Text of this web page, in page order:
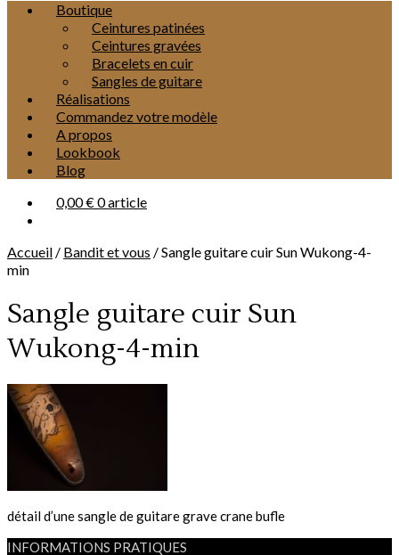
Boutique
Ceintures patinées
Ceintures gravées
Bracelets en cuir
Sangles de guitare
Réalisations
Commandez votre modèle
A propos
Lookbook
Blog
0,00 €0 article
Accueil / Bandit et vous /Sangle guitare cuir Sun Wukong-4-
min
Sangle guitare cuir Sun
Wukong-4-min
détail d’une sangle de guitare grave crane bufle
INFORMATIONS PRATIQUES